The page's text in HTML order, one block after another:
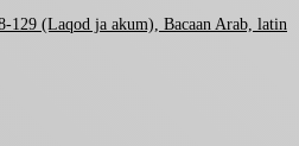
129 (Laqod ja akum), Bacaan Arab, latin